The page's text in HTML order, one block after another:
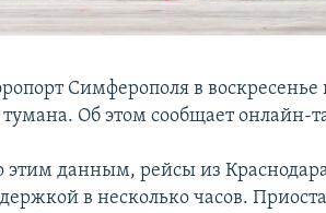
Симферополя в
тумана. Об этом сообщает онлайн-
этим данным, рейсы из
в несколько часов.